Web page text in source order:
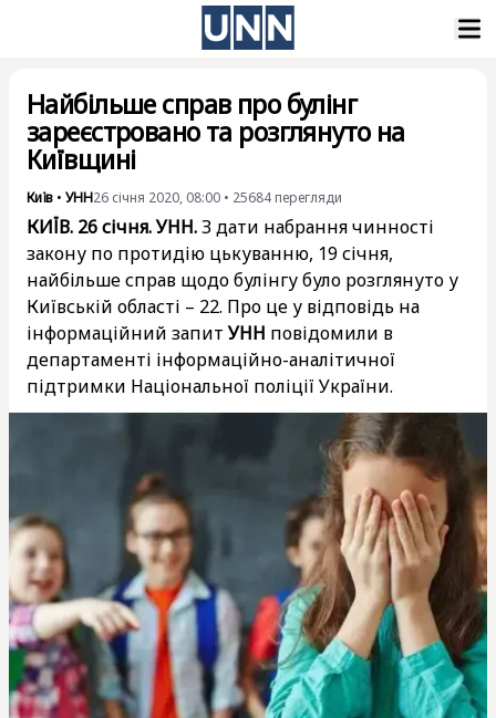
Найбільше справ про булінг
зареєстровано та розглянуто на
Київщині
Київ • УНН26 січня 2020, 08:00 • 25684 перегляди
КИЇВ. 26 січня. УНН.З дати набрання чинності
закону по протидію цькуванню, 19 січня,
найбільше справ щодо булінгу було розглянуто у
Київській області – 22. Про це у відповідь на
інформаційний запитУНН повідомили в
департаменті інформаційно-аналітичної
підтримки Національної поліції України.